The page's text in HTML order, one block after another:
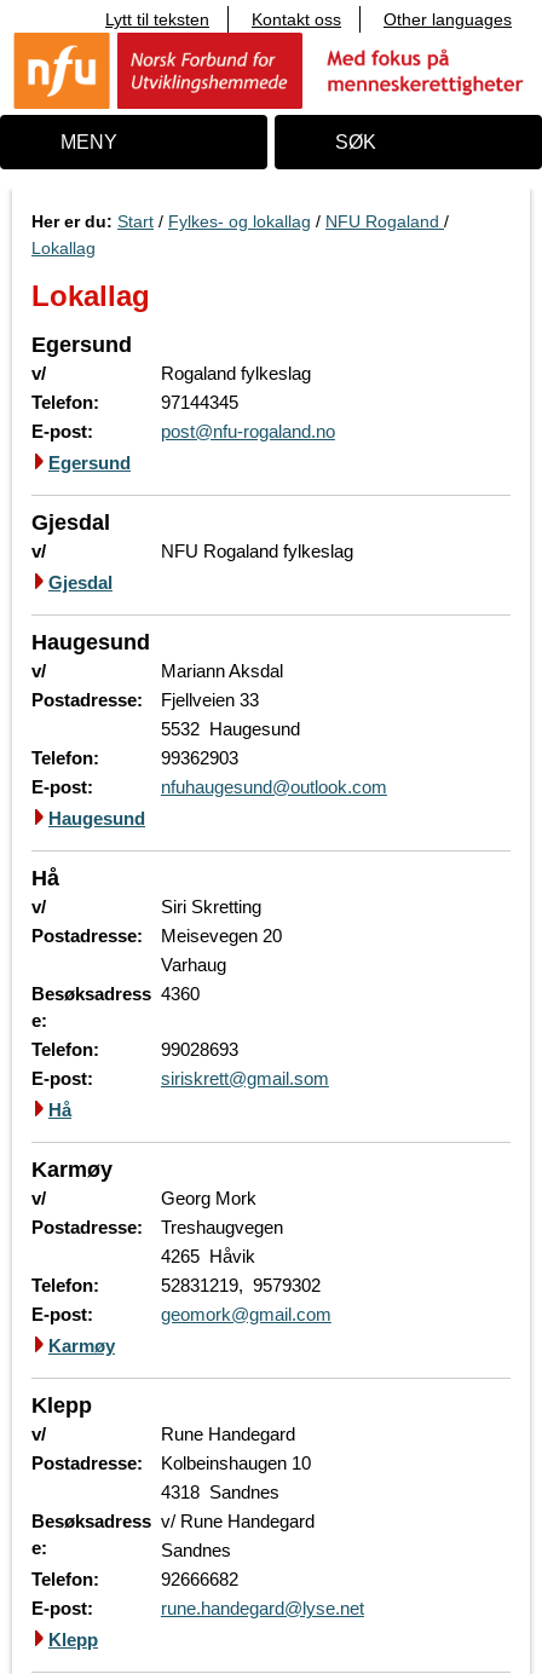
i
n
o
Lytt til teksten Kontakt oss Other languages
MENY SØK
Her er du: Start / Fylkes- og lokallag / NFU Rogaland /
Lokallag
Lokallag
Egersund
v/
Rogaland fylkeslag
Telefon:
97144345
E-post:
post@nfu-rogaland.no
Egersund
Gjesdal
v/
NFU Rogaland fylkeslag
Gjesdal
Haugesund
v/
Mariann Aksdal
Postadresse:
Fjellveien 33
5532 Haugesund
Telefon:
99362903
E-post:
nfuhaugesund@outlook.com
Haugesund
Hå
v/
Siri Skretting
Postadresse:
Meisevegen 20
Varhaug
Besøksadress
e:
4360
Telefon:
99028693
E-post:
siriskrett@gmail.som
Hå
Karmøy
v/
Georg Mork
Postadresse:
Treshaugvegen
4265 Håvik
Telefon:
52831219, 9579302
E-post:
geomork@gmail.com
Karmøy
Klepp
v/
Rune Handegard
Postadresse:
Kolbeinshaugen 10
4318 Sandnes
Besøksadress
e:
v/ Rune Handegard
Sandnes
Telefon:
92666682
E-post:
rune.handegard@lyse.net
Klepp